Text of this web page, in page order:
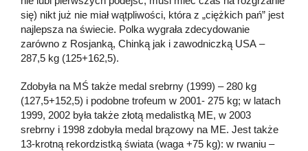
się) nikt już nie miał wątpliwości, która z „ciężkich pań” jest
najlepsza na świecie. Polka wygrała zdecydowanie
zarówno z Rosjanką, Chinką jak i zawodniczką USA –
287,5 kg (125+162,5).
Zdobyła na MŚ także medal srebrny (1999) – 280 kg
(127,5+152,5) i podobne trofeum w 2001- 275 kg; w latach
1999, 2002 była także złotą medalistką ME, w 2003
srebrny i 1998 zdobyła medal brązowy na ME. Jest także
13-krotną rekordzistką świata (waga +75 kg): w rwaniu –